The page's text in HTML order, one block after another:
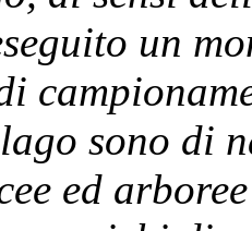
un
sono di
ed